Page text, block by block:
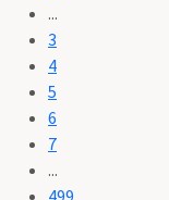
...
3
4
5
6
7
...
499